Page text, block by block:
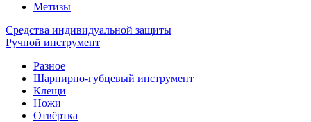
Метизы
Средства индивидуальной защиты
Ручной инструмент
Разное
Шарнирно-губцевый инструмент
Клещи
Ножи
Отвёртка